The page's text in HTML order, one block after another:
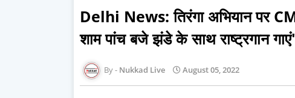
Delhi News: तिरंगा अभियान पर
शाम पांच बजे झंडे के साथ राष्ट्रगान गाएं'
Nukkad Live August 05, 2022